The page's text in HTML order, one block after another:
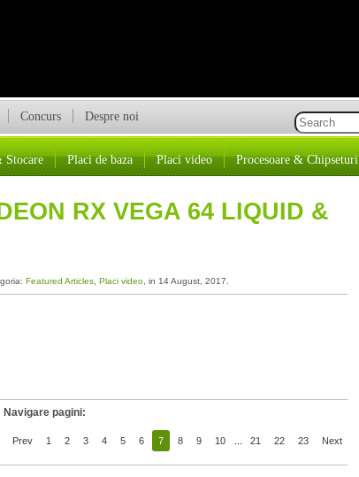
Concurs Despre noi
Placi de baza Placi video Procesoare & Chipseturi
RX VEGA 64 LIQUID &
Featured Articles, Placi video, in 14 August, 2017.
Navigare pagini:
Prev 1 2 3 4 5 6 7 8 9 10 21 22 23 Next